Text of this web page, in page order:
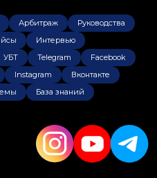
Арбитраж
Руководства
Интервью
УБТ Telegram
Facebook
Instagram
Вконтакте
База знаний